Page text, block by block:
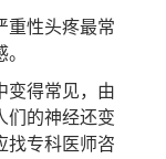
重性头疼最常
得常见，由
们的神经还变
找专科医师咨